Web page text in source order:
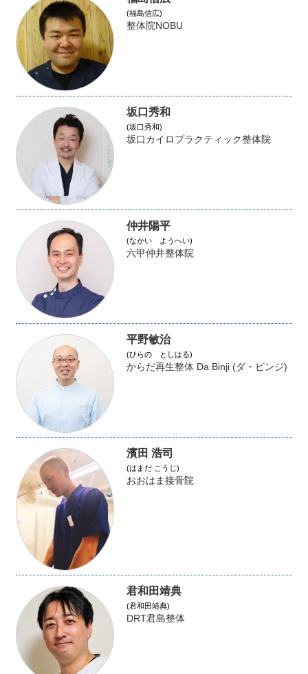
(福島信広)
整体院NOBU
坂口秀和
(坂口秀和)
坂口カイロプラクティック整体院
仲井陽平
(なかい ようへい)
六甲仲井整体院
平野敏治
(ひらの としはる)
からだ再生整体 Da Binji (ダ・ビンジ)
濱田 浩司
(はまだ こうじ)
おおはま接骨院
君和田靖典
(君和田靖典)
DRT君島整体